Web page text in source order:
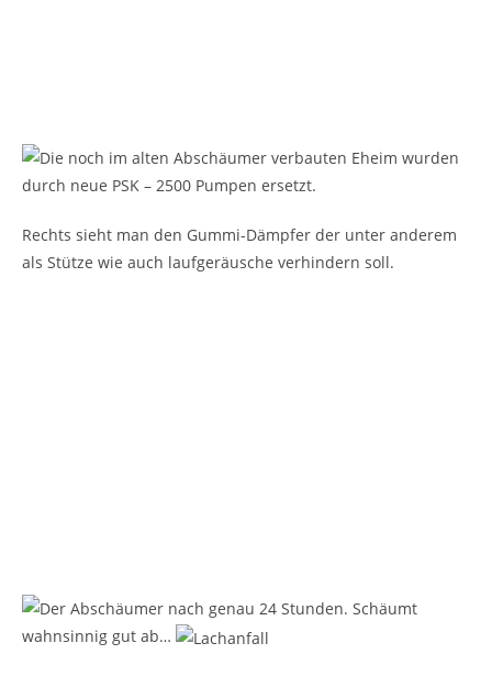
Die noch im alten Abschäumer verbauten Eheim wurden
durch neue PSK – 2500 Pumpen ersetzt.
Rechts sieht man den Gummi-Dämpfer der unter anderem
als Stütze wie auch laufgeräusche verhindern soll.
Der Abschäumer nach genau 24 Stunden. Schäumt
wahnsinnig gut ab…